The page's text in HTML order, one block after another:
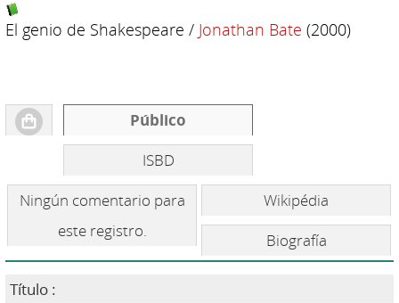
El genio de Shakespeare / Jonathan Bate (2000)
Público
ISBD
Ningún comentario para
este registro.
Wikipédia
Biografía
Título :